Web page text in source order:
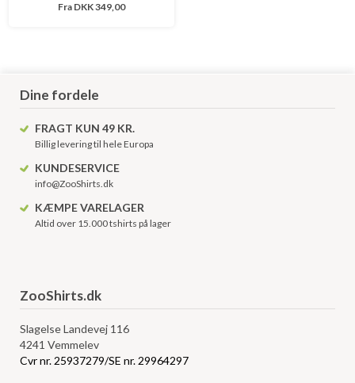
Fra DKK 349,00
Dine fordele
FRAGT KUN 49 KR.
Billig levering til hele Europa
KUNDESERVICE
info@ZooShirts.dk
KÆMPE VARELAGER
Altid over 15.000 tshirts på lager
ZooShirts.dk
Slagelse Landevej 116
4241 Vemmelev
Cvr nr. 25937279/SE nr. 29964297